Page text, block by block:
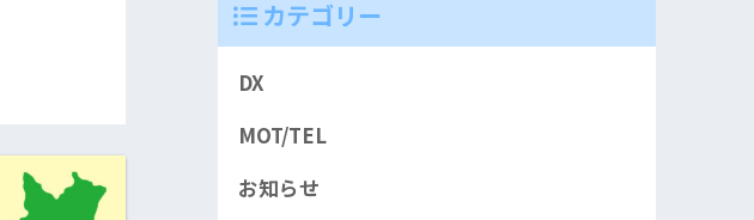
カテゴリー
DX
MOT/TEL
お知らせ